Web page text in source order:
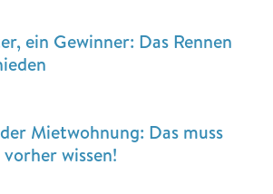
ein Gewinner: Das Rennen
Mietwohnung: Das muss
wissen!